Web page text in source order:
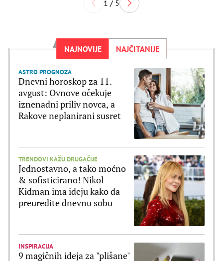
1 / 5
NAJNOVIJE NAJČITANIJE
ASTRO PROGNOZA
Dnevni horoskop za 11.
avgust: Ovnove očekuje
iznenadni priliv novca, a
Rakove neplanirani susret
TRENDOVI KAŽU DRUGAČIJE
Jednostavno, a tako moćno
& sofisticirano! Nikol
Kidman ima ideju kako da
preuredite dnevnu sobu
INSPIRACIJA
9 magičnih ideja za "plišane"